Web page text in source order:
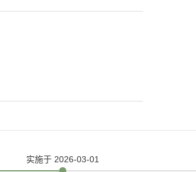
实施于 2026-03-01